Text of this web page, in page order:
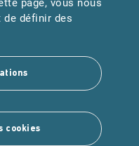
page, vous nous
de définir des
cookies